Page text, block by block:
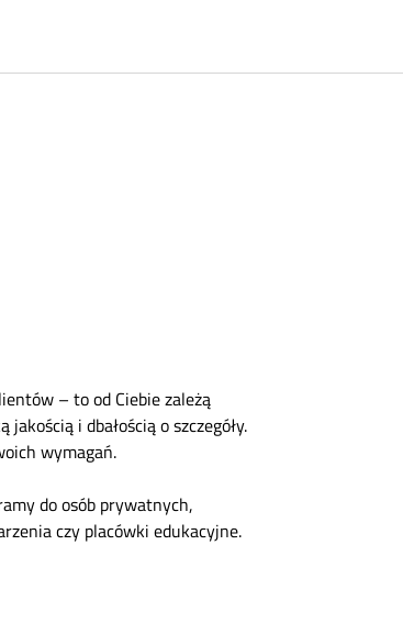
– to od Ciebie zależą
i dbałością o szczegóły.
wymagań.
do osób prywatnych,
czy placówki edukacyjne.